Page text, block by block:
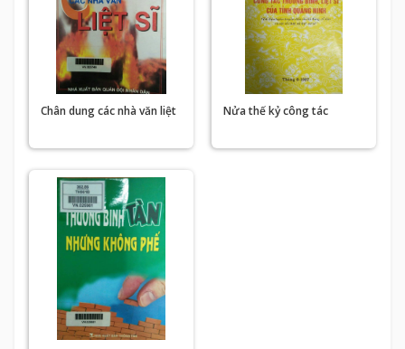
Chân dung các nhà văn liệt
Nửa thế kỷ công tác
Quảng Ninh